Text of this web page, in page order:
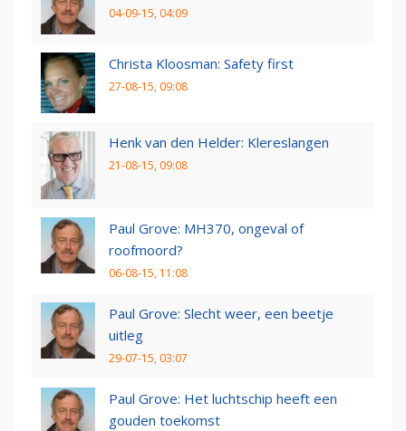
04-09-15, 04:09
Christa Kloosman: Safety first
27-08-15, 09:08
Henk van den Helder: Klereslangen
21-08-15, 09:08
Paul Grove: MH370, ongeval of
roofmoord?
06-08-15, 11:08
Paul Grove: Slecht weer, een beetje
uitleg
29-07-15, 03:07
Paul Grove: Het luchtschip heeft een
gouden toekomst